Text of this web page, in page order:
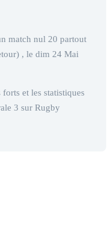
match nul 20 partout
, le dim 24 Mai
et les statistiques
3 sur Rugby